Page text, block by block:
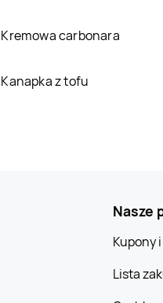
Kremowa carbonara
Kanapka z tofu
Nasze
Kupony
Lista